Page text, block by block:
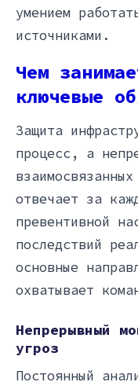
умением
источниками.
Чем
ключевые
Защита
процесс, а
отвечает за
превентивной
последствий
основные
охватывает
Непрерывный
угроз
Постоянный